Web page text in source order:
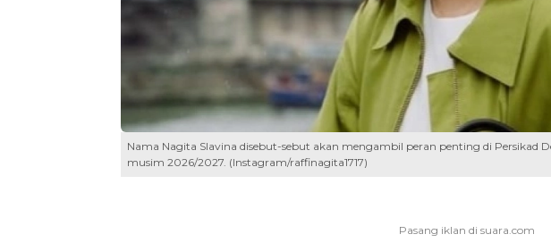
Nama Nagita Slavina disebut-sebut akan mengambil peran penting di Persikad
musim 2026/2027. (Instagram/raffinagita1717)